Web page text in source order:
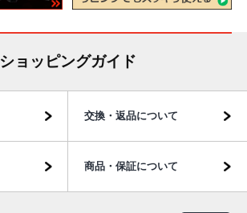
ショッピングガイド
交換・返品について
商品・保証について